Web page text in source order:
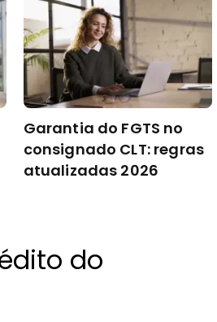
Garantia do FGTS no
consignado CLT: regras
atualizadas 2026
do